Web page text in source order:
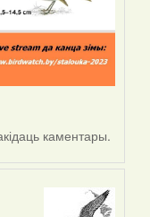
каментары.